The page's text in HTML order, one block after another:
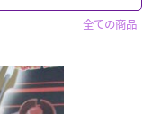
全ての商品